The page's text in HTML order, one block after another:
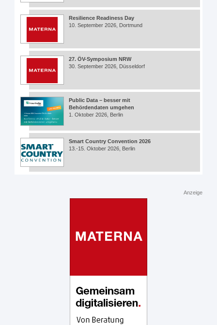
Resilience Readiness Day
10. September 2026, Dortmund
27. ÖV-Symposium NRW
30. September 2026, Düsseldorf
Public Data – besser mit
Behördendaten umgehen
1. Oktober 2026, Berlin
Smart Country Convention 2026
13.-15. Oktober 2026, Berlin
Anzeige